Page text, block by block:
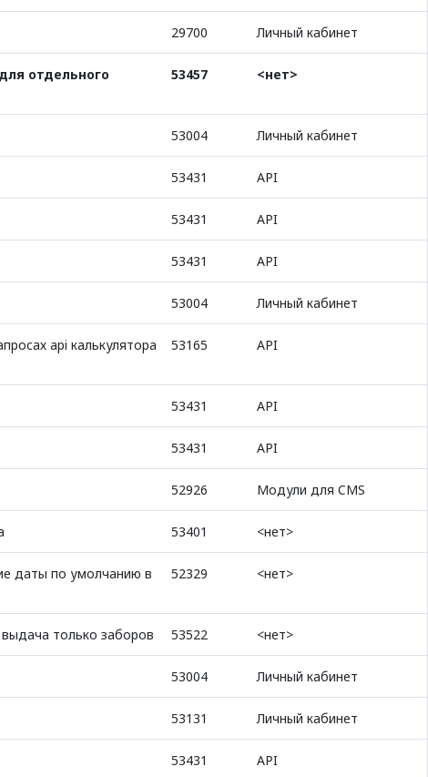
29700 Личный кабинет
отдельного
53457 <нет>
53004 Личный кабинет
53431 API
53431 API
53431 API
53004 Личный кабинет
api калькулятора
53165 API
53431 API
53431 API
52926 Модули для CMS
53401 <нет>
даты по умолчанию в
52329 <нет>
только заборов 53522 <нет>
53004 Личный кабинет
53131 Личный кабинет
53431 API